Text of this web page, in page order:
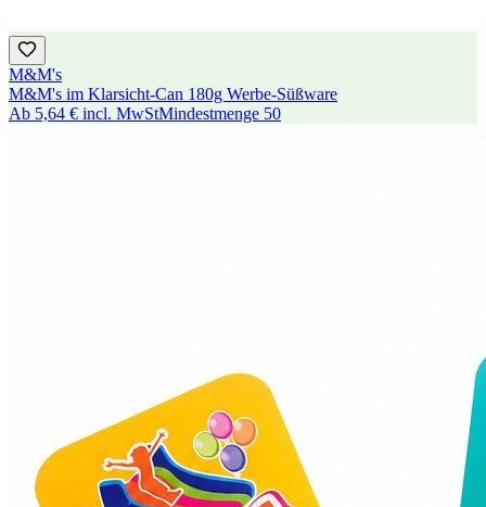
M&M's
M&M's im Klarsicht-Can 180g Werbe-Süßware
Ab 5,64 € incl. MwStMindestmenge 50